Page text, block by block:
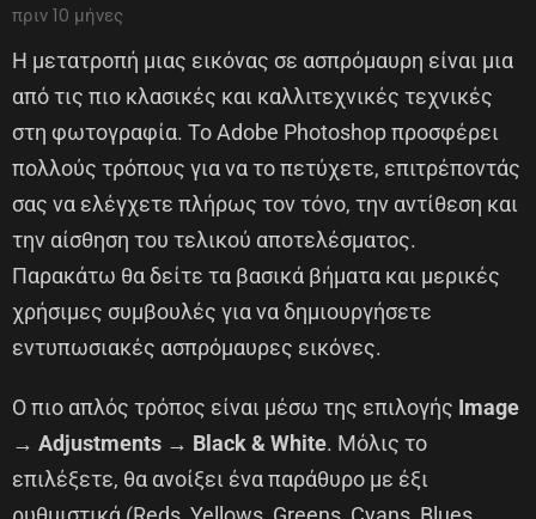
πριν 10 μήνες
Η μετατροπή μιας εικόνας σε ασπρόμαυρη είναι μια
από τις πιο κλασικές και καλλιτεχνικές τεχνικές
στη φωτογραφία. Το Adobe Photoshop προσφέρει
πολλούς τρόπους για να το πετύχετε, επιτρέποντάς
σας να ελέγχετε πλήρως τον τόνο, την αντίθεση και
την αίσθηση του τελικού αποτελέσματος.
Παρακάτω θα δείτε τα βασικά βήματα και μερικές
χρήσιμες συμβουλές για να δημιουργήσετε
εντυπωσιακές ασπρόμαυρες εικόνες.
Ο πιο απλός τρόπος είναι μέσω της επιλογής Image
→ Adjustments → Black & White. Μόλις το
επιλέξετε, θα ανοίξει ένα παράθυρο με έξι